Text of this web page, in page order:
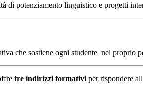
di potenziamento linguistico e progetti
che sostiene ogni studente nel proprio
tre indirizzi formativi per rispondere